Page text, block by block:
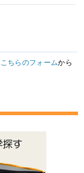
こちらのフォームから